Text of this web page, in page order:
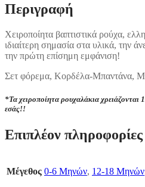
Περιγραφή
Χειροποίητα βαπτιστικά ρούχα,
ιδιαίτερη σημασία στα υλικά, την
την πρώτη επίσημη εμφάνιση!
Σετ φόρεμα, Κορδέλα-Μπαντάνα,
*Τα χειροποίητα ρουχαλάκιαχρειάζονται
εσάς!!
Επιπλέον πληροφορίες
Μέγεθος 0-6 Μηνών, 12-18 Μηνών